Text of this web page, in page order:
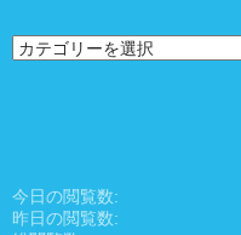
カ
テ
検
索
今日の閲覧数:
昨日の閲覧数: